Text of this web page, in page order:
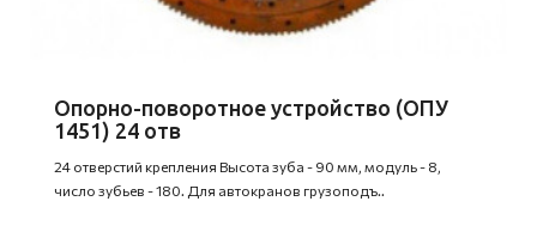
Опорно-поворотное устройство (ОПУ
1451) 24 отв
24 отверстий крепления Высота зуба - 90 мм, модуль - 8,
число зубьев - 180. Для автокранов грузоподъ..